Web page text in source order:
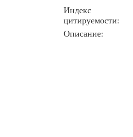
Индекс
цитируемости:
Описание: